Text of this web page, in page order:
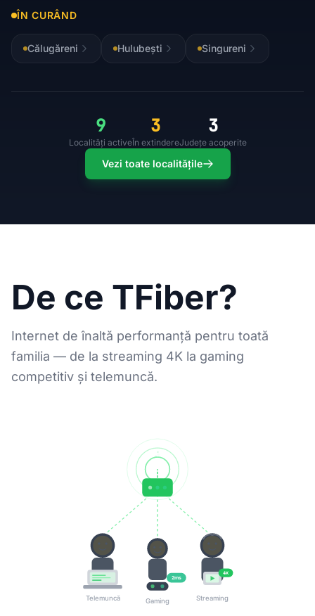
ÎN CURÂND
Călugăreni Hulubești Singureni
9
Localități active
3
În extindere
3
Județe acoperite
Vezi toate localitățile
De ce TFiber?
Internet de înaltă performanță pentru toată
familia — de la streaming 4K la gaming
competitiv și telemuncă.
Telemuncă
2ms
Gaming
4K
Streaming